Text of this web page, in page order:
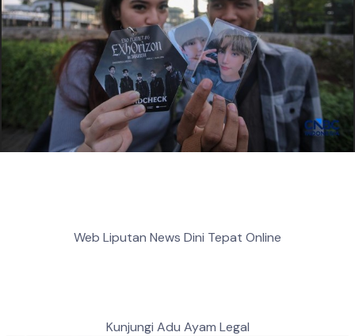
Web Liputan News Dini Tepat Online
Kunjungi Adu Ayam Legal